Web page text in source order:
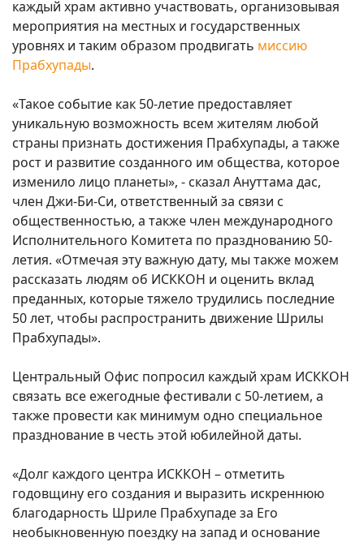
каждый храм активно участвовать, организовывая
мероприятия на местных и государственных
уровнях и таким образом продвигать миссию
Прабхупады.
«Такое событие как 50-летие предоставляет
уникальную возможность всем жителям любой
страны признать достижения Прабхупады, а также
рост и развитие созданного им общества, которое
изменило лицо планеты», - сказал Ануттама дас,
член Джи-Би-Си, ответственный за связи с
общественностью, а также член международного
Исполнительного Комитета по празднованию 50-
летия. «Отмечая эту важную дату, мы также можем
рассказать людям об ИСККОН и оценить вклад
преданных, которые тяжело трудились последние
50 лет, чтобы распространить движение Шрилы
Прабхупады».
Центральный Офис попросил каждый храм ИСККОН
связать все ежегодные фестивали с 50-летием, а
также провести как минимум одно специальное
празднование в честь этой юбилейной даты.
«Долг каждого центра ИСККОН – отметить
годовщину его создания и выразить искреннюю
благодарность Шриле Прабхупаде за Его
необыкновенную поездку на запад и основание